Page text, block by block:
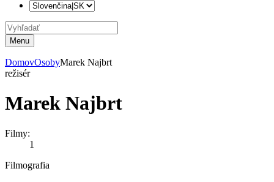
Menu
DomovOsobyMarek Najbrt
režisér
Marek Najbrt
Filmy:
1
Filmografia